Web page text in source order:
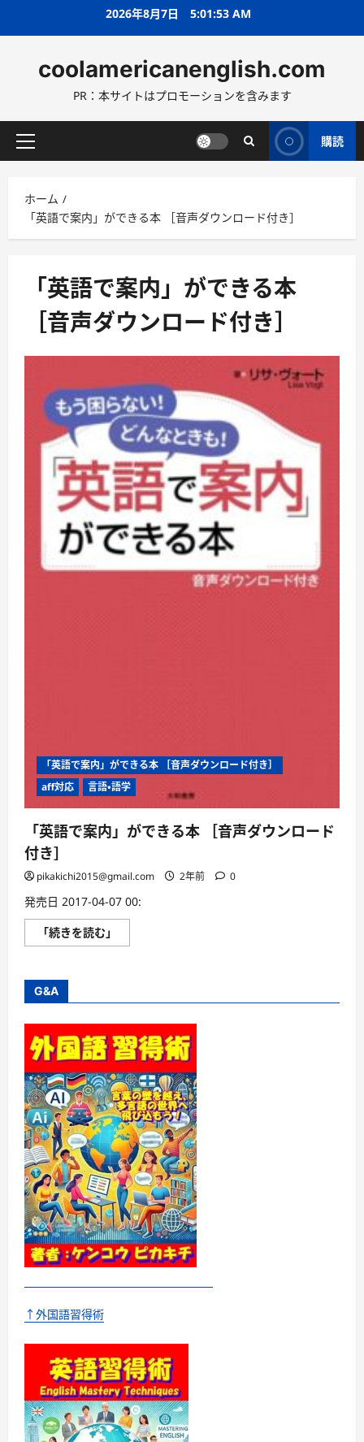
ス
ッ
2026年8月7日 5:01:54 AM
coolamericanenglish.com
PR：本サイトはプロモーションを含みます
メ
メ
ニ
ュ
購読
ホーム
「英語で案内」ができる本 ［音声ダウンロード付き］
「英語で案内」ができる本
［音声ダウンロード付き］
「英語で案内」ができる本 ［音声ダウンロード付き］
aff対応
言語・語学
「英語で案内」ができる本 ［音声ダウンロード
付き］
pikakichi2015@gmail.com 2年前 0
発売日 2017-04-07 00:
「続きを読む」
語
で
る
本
［音
声
ダ
ウ
ン
ロ
ー
ド
付
き］
に
つ
い
て
さ
ら
に
読
む
G&A
↑外国語習得術